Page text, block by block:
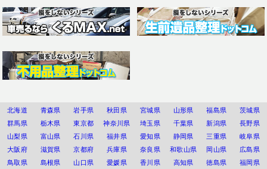
北海道 青森県 岩手県 秋田県 宮城県 山形県 福島県
茨城県
群馬県
栃木県 東京都 神奈川県 埼玉県 千葉県 新潟県
長野県
山梨県
富山県 石川県 福井県 愛知県 静岡県 三重県
岐阜県
大阪府
滋賀県 京都府 兵庫県 奈良県 和歌山県 岡山県
広島県
鳥取県
島根県 山口県 愛媛県 香川県 高知県 徳島県
福岡県